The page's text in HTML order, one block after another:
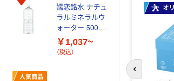
オ
前のスライド
嬬恋銘水 ナチュ
ラルミネラルウ
ォーター 500ml
キャップシール
付き／2Lラベル
￥1,037~
（税込）
人気商品
【
ロ
￥
オリジナル